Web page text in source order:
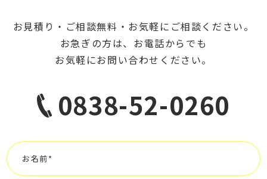
お見積り・ご相談無料・お気軽にご相談ください。
お急ぎの方は、お電話からでも
お気軽にお問い合わせください。
0838-52-0260
お名前*